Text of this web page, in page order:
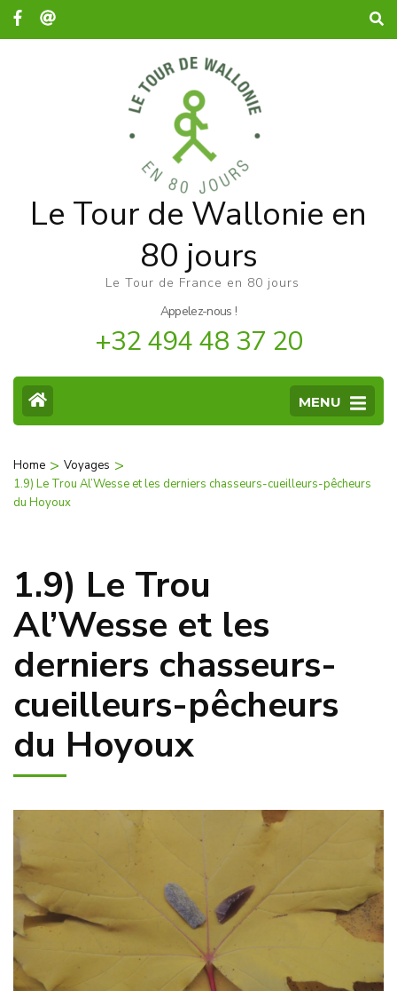
Le Tour de Wallonie en
80 jours
Le Tour de France en 80 jours
Appelez-nous !
+32 494 48 37 20
MENU
Home > Voyages >
1.9) Le Trou Al’Wesse et les derniers chasseurs-cueilleurs-pêcheurs
du Hoyoux
1.9) Le Trou
Al’Wesse et les
derniers chasseurs-
cueilleurs-pêcheurs
du Hoyoux